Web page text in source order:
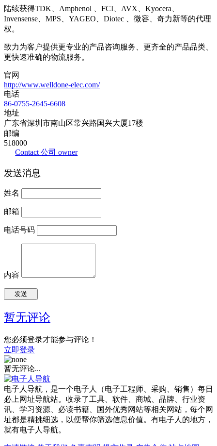
陆续获得TDK、Amphenol 、FCI、AVX、Kyocera、
Invensense、MPS、YAGEO、Diotec 、微容、奇力新等的代理
权。
致力为客户提供更专业的产品咨询服务、更齐全的产品品类、
更快速准确的物流服务。
官网
http://www.welldone-elec.com/
电话
86-0755-2645-6608
地址
广东省深圳市南山区常兴路国兴大厦17楼
邮编
518000
Contact 公司 owner
发送消息
姓名
邮箱
电话号码
内容
暂无评论
您必须登录才能参与评论！
立即登录
暂无评论...
电子人导航，是一个电子人（电子工程师、采购、销售）每日
必上网址导航站。收录了工具、软件、商城、品牌、行业资
讯、学习资源、必读书籍、国外优秀网站等相关网站，每个网
址都是精挑细选，以便帮你筛选信息价值。有电子人的地方，
就有电子人导航。